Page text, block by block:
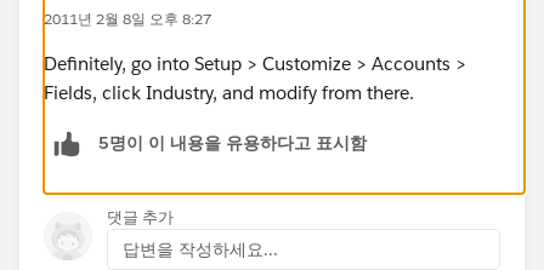
2011년 2월 8일 오후 8:27
Definitely, go into Setup > Customize > Accounts >
Fields, click Industry, and modify from there.
5명이 이 내용을 유용하다고 표시함
댓글 추가
답변을 작성하세요...